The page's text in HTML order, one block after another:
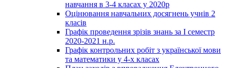
навчання в 3-4 класах у 2020р
Оцінювання навчальних досягнень учнів 2
класів
Графік проведення зрізів знань за І семестр
2020-2021 н.р.
Графік контрольних робіт з української мови
та математики у 4-х класах